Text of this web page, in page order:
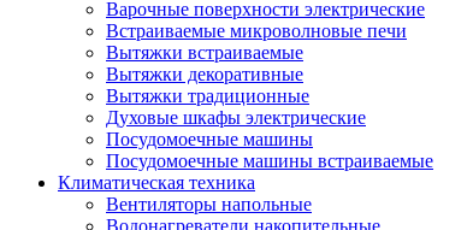
Варочные поверхности электрические
Встраиваемые микроволновые печи
Вытяжки встраиваемые
Вытяжки декоративные
Вытяжки традиционные
Духовые шкафы электрические
Посудомоечные машины
Посудомоечные машины встраиваемые
Климатическая техника
Вентиляторы напольные